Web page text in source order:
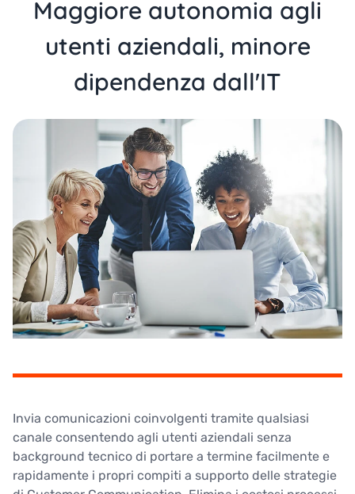
Maggiore autonomia agli
utenti aziendali, minore
dipendenza dall'IT
Invia comunicazioni coinvolgenti tramite qualsiasi
canale consentendo agli utenti aziendali senza
background tecnico di portare a termine facilmente e
rapidamente i propri compiti a supporto delle strategie